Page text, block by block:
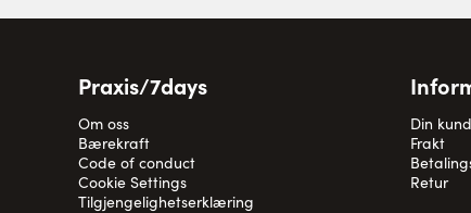
Praxis/7days
Om oss
Bærekraft
Code of conduct
Cookie Settings
Tilgjengelighetserklæring
Din
Frakt
Retur